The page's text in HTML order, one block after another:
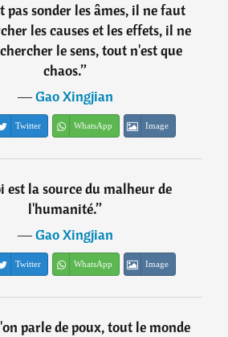
pas sonder les âmes, il ne faut
les causes et les effets, il ne
le sens, tout n'est que
chaos.”
―Gao Xingjian
Twitter WhatsApp Image
est la source du malheur de
l'humanité.”
―Gao Xingjian
Twitter WhatsApp Image
parle de poux, tout le monde